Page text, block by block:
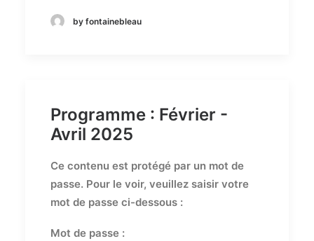
by fontainebleau
Programme : Février -
Avril 2025
Ce contenu est protégé par un mot de
passe. Pour le voir, veuillez saisir votre
mot de passe ci-dessous :
Mot de passe :